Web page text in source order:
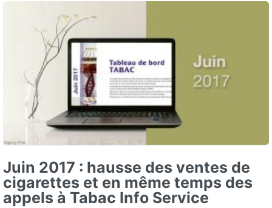
Juin 2017 : hausse des ventes de
cigarettes et en même temps des
appels à Tabac Info Service